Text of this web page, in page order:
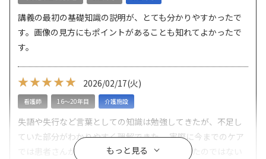
講義の最初の基礎知識の説明が、とても分かりやすかったで
す。画像の見方にもポイントがあることも知れてよかったで
す。
★★★★★
★★★★★ 2026/02/17(火)
看護師 16～20年目 介護施設
失語や失行など言葉としての知識は勉強してきたが、不足し
ていた部分がわかりやすく理解できた。 実際に今までのケア
では患者さんが苦痛に感じでいたことも多かったのではない
もっと見る